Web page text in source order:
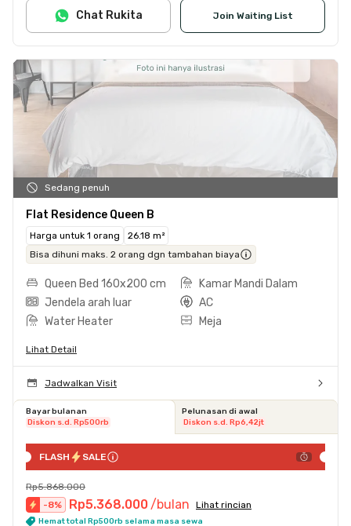
Join Waiting List
Chat Rukita
Sedang penuh
Flat Residence Queen B
Harga untuk 1 orang
26.18 m²
Bisa dihuni maks. 2 orang dgn tambahan biaya
Queen Bed 160x200 cm
Kamar Mandi Dalam
Jendela arah luar
AC
Water Heater
Meja
Lihat Detail
Jadwalkan Visit
Bayar bulanan
Diskon s.d. Rp500rb
Pelunasan di awal
Diskon s.d. Rp6,42jt
FLASH SALE
Rp5.868.000
-8% Rp5.368.000 /bulan Lihat rincian
Hemat total Rp500rb selama masa sewa